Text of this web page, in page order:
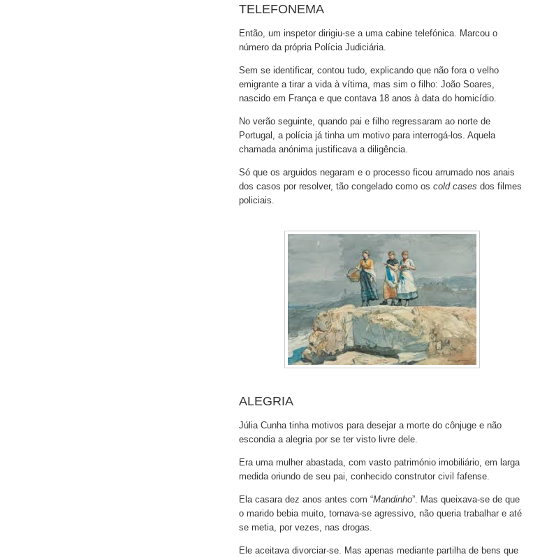
TELEFONEMA
Então, um inspetor dirigiu-se a uma cabine telefónica. Marcou o
número da própria Polícia Judiciária.
Sem se identificar, contou tudo, explicando que não fora o velho
emigrante a tirar a vida à vítima, mas sim o filho: João Soares,
nascido em França e que contava 18 anos à data do homicídio.
No verão seguinte, quando pai e filho regressaram ao norte de
Portugal, a polícia já tinha um motivo para interrogá-los. Aquela
chamada anónima justificava a diligência.
Só que os arguidos negaram e o processo ficou arrumado nos anais
dos casos por resolver, tão congelado como os cold cases dos filmes
policiais.
ALEGRIA
Júlia Cunha tinha motivos para desejar a morte do cônjuge e não
escondia a alegria por se ter visto livre dele.
Era uma mulher abastada, com vasto património imobiliário, em larga
medida oriundo de seu pai, conhecido construtor civil fafense.
Ela casara dez anos antes com “Mandinho”. Mas queixava-se de que
o marido bebia muito, tornava-se agressivo, não queria trabalhar e até
se metia, por vezes, nas drogas.
Ele aceitava divorciar-se. Mas apenas mediante partilha de bens que